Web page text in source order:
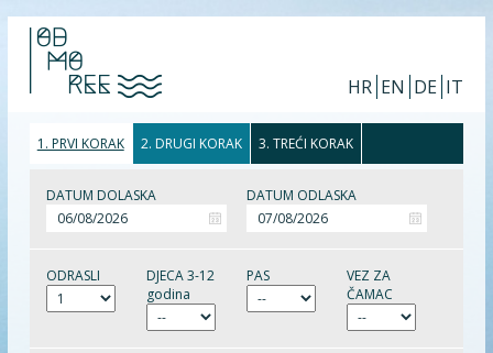
HR EN DE IT
1. PRVI KORAK 2. DRUGI KORAK 3. TREĆI KORAK
DATUM DOLASKA DATUM ODLASKA
ODRASLI
DJECA 3-12
godina
PAS
VEZ ZA
ČAMAC